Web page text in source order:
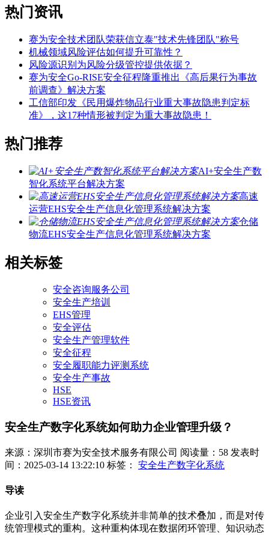
热门资讯
赛为安全技术团队荣获信立泰"技术先锋团队"称号
机械领域风险评估如何提升可靠性？
风险源识别为风险分级管控提供依据？
赛为安全Go-RISE安全征程隆重推出《高后果行为事故
前调查》解决方案
工信部印发《民用爆炸物品行业重大事故隐患判定标
准》，这17种情形被判定为重大事故隐患！
热门推荐
AI+安全生产数
智化系统平台解决方案
高速
运营EHS安全生产信息化管理系统解决方案
仓储
物流EHS安全生产信息化管理系统解决方案
相关标签
安全咨询服务公司
安全生产培训
EHS管理
安全评估
安全生产管理软件
安全征程
安全履职能力评测系统
安全生产事故
HSE
HSE资讯
安全生产数字化系统如何助力企业管理升级？
来源：深圳市赛为安全技术服务有限公司 阅读量：58 发表时
间：2025-03-14 13:22:10 标签： 安全生产数字化系统
导读
企业引入安全生产数字化系统并非简单的技术叠加，而是对传
统管理模式的重构。这种重构体现在数据闭环管理、知识动态